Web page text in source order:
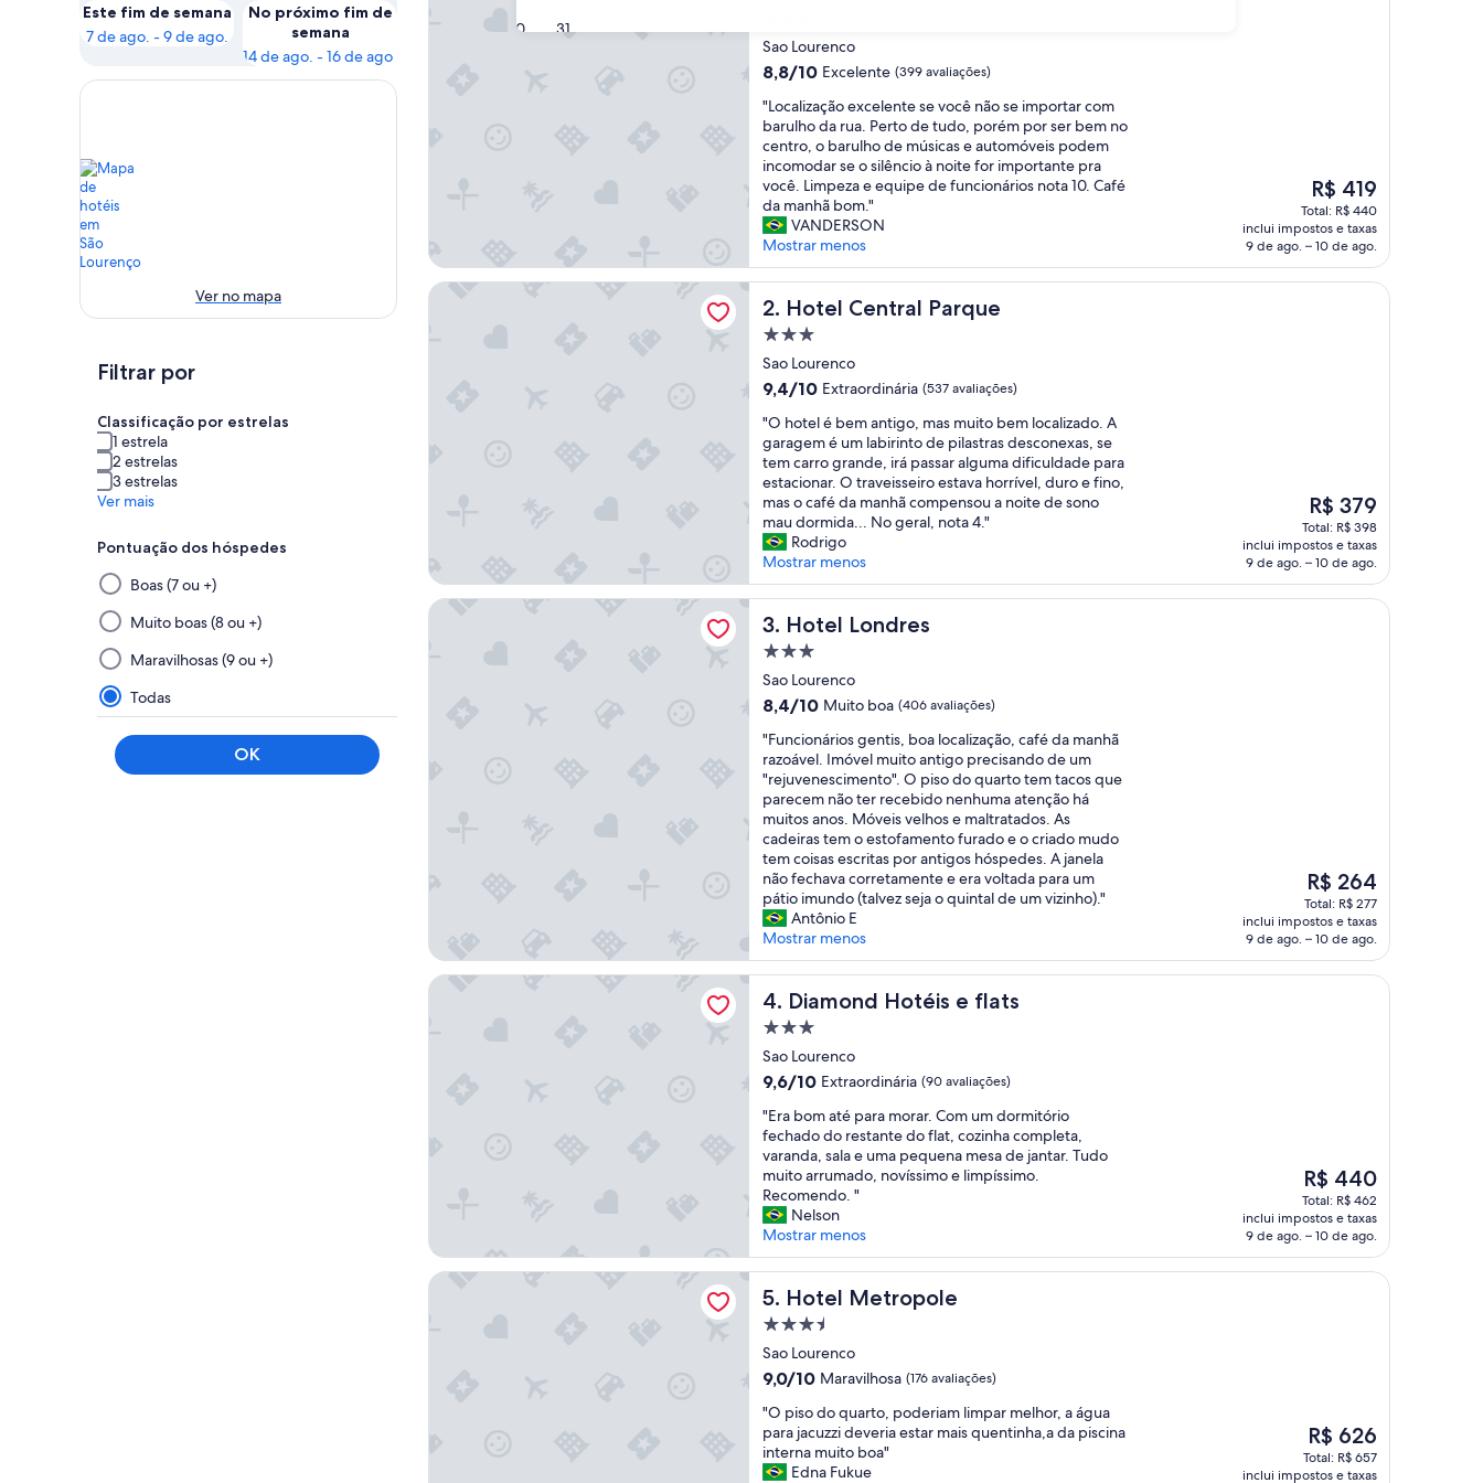
30 31
Este fim de semana
7 de ago. - 9 de ago.
No próximo fim de
semana
14 de ago. - 16 de ago.
Ver no mapa
Filtrar por
Classificação por estrelas
1 estrela
2 estrelas
3 estrelas
Ver mais
Pontuação dos hóspedes
Selecionar
e
aplicar
um
filtro
deste
grupo
vai
atualizar
Boas (7 ou +)
Muito boas (8 ou +)
Maravilhosas (9 ou +)
Todas
OK
3.0
estrelas
Sao Lourenco
8.8
10,
Excelente,
(399
avaliações)
8,8/10 Excelente (399 avaliações)
"
L
o
c
a
l
i
z
a
ç
ã
e
x
c
l
e
n
t
e
s
e
v
o
c
ê
ã
o
s
i
m
p
o
r
t
a
r
c
o
m
b
a
r
h
o
a
r
u
a
.
P
e
r
t
o
d
e
t
u
o
,
p
o
"Localização excelente se você não se importar com
barulho da rua. Perto de tudo, porém por ser bem no
centro, o barulho de músicas e automóveis podem
incomodar se o silêncio à noite for importante pra
você. Limpeza e equipe de funcionários nota 10. Café
da manhã bom."
VANDERSON
Mostrar menos
O
preço
é
de
R$ 419
R$ 419
Total: R$ 440
inclui impostos e taxas
9 de ago. – 10 de ago.
2. Hotel Central Parque
Hotel Central Parque
Propriedade
3.0
estrelas
Sao Lourenco
9.4
10,
Extraordinária,
(537
avaliações)
9,4/10 Extraordinária (537 avaliações)
"
O
h
o
t
e
l
é
b
e
m
n
t
i
o
,
m
a
s
m
u
i
t
o
b
e
m
c
a
l
z
a
d
o
.
A
g
a
r
a
g
e
m
é
m
l
a
b
"O hotel é bem antigo, mas muito bem localizado. A
garagem é um labirinto de pilastras desconexas, se
tem carro grande, irá passar alguma dificuldade para
estacionar. O traveisseiro estava horrível, duro e fino,
mas o café da manhã compensou a noite de sono
mau dormida... No geral, nota 4."
Rodrigo
Mostrar menos
O
preço
é
de
R$ 379
R$ 379
Total: R$ 398
inclui impostos e taxas
9 de ago. – 10 de ago.
Hotel Central Parque
3. Hotel Londres
Hotel Londres
Propriedade
3.0
estrelas
Sao Lourenco
8.4
10,
Muito
boa,
(406
avaliações)
8,4/10 Muito boa (406 avaliações)
"
F
u
n
c
i
o
n
á
r
i
o
s
g
n
t
i
,
b
o
a
l
o
c
a
l
i
a
ç
ã
,
c
a
f
"Funcionários gentis, boa localização, café da manhã
razoável. Imóvel muito antigo precisando de um
"rejuvenescimento". O piso do quarto tem tacos que
parecem não ter recebido nenhuma atenção há
muitos anos. Móveis velhos e maltratados. As
cadeiras tem o estofamento furado e o criado mudo
tem coisas escritas por antigos hóspedes. A janela
não fechava corretamente e era voltada para um
pátio imundo (talvez seja o quintal de um vizinho)."
Antônio E
Mostrar menos
O
preço
é
de
R$ 264
R$ 264
Total: R$ 277
inclui impostos e taxas
9 de ago. – 10 de ago.
Hotel Londres
4. Diamond Hotéis e flats
Diamond Hotéis e flats
Propriedade
3.0
estrelas
Sao Lourenco
9.6
10,
Extraordinária,
(90
avaliações)
9,6/10 Extraordinária (90 avaliações)
"
E
r
a
b
o
m
a
t
é
p
a
r
a
m
o
r
a
r
"Era bom até para morar. Com um dormitório
fechado do restante do flat, cozinha completa,
varanda, sala e uma pequena mesa de jantar. Tudo
muito arrumado, novíssimo e limpíssimo.
Recomendo. "
Nelson
Mostrar menos
O
preço
é
de
R$ 440
R$ 440
Total: R$ 462
inclui impostos e taxas
9 de ago. – 10 de ago.
Diamond Hotéis e flats
5. Hotel Metropole
Hotel Metropole
Propriedade
3.5
estrelas
Sao Lourenco
9.0
10,
Maravilhosa,
(176
avaliações)
9,0/10 Maravilhosa (176 avaliações)
"
O
p
i
"O piso do quarto, poderiam limpar melhor, a água
para jacuzzi deveria estar mais quentinha,a da piscina
interna muito boa"
Edna Fukue
O
preço
é
R$ 626
Total: R$ 657
inclui impostos e taxas
Hotel Metropole